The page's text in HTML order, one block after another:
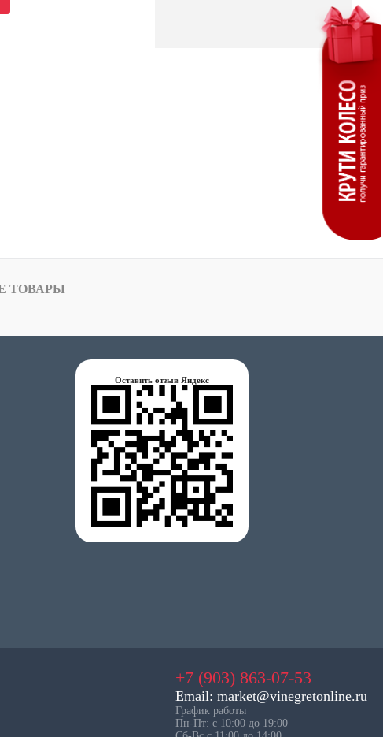
ТОВАРЫ
Оставить отзыв Яндекс
+7 (903) 863-07-53
Email: market@vinegretonline.ru
График работы
Пн-Пт: с 10:00 до 19:00